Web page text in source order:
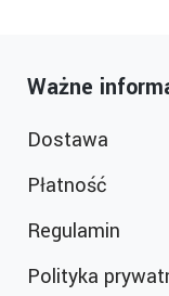
Ważne
Dostawa
Płatność
Regulamin
Polityka